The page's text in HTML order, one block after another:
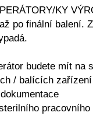
KY
po finální balení.
budete mít na
/ balících
pracovního